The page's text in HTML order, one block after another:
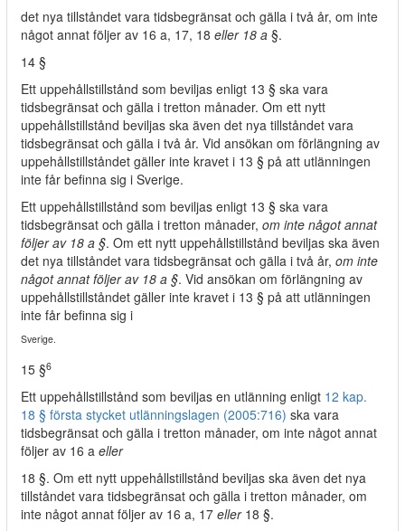
det nya tillståndet vara tidsbegränsat och gälla i två år, om inte
något annat följer av 16 a, 17, 18 eller 18 a §.
14 §
Ett uppehållstillstånd som beviljas enligt 13 § ska vara
tidsbegränsat och gälla i tretton månader. Om ett nytt
uppehållstillstånd beviljas ska även det nya tillståndet vara
tidsbegränsat och gälla i två år. Vid ansökan om förlängning av
uppehållstillståndet gäller inte kravet i 13 § på att utlänningen
inte får befinna sig i Sverige.
Ett uppehållstillstånd som beviljas enligt 13 § ska vara
tidsbegränsat och gälla i tretton månader, om inte något annat
följer av 18 a §. Om ett nytt uppehållstillstånd beviljas ska även
det nya tillståndet vara tidsbegränsat och gälla i två år, om inte
något annat följer av 18 a §. Vid ansökan om förlängning av
uppehållstillståndet gäller inte kravet i 13 § på att utlänningen
inte får befinna sig i
Sverige.
15 §6
Ett uppehållstillstånd som beviljas en utlänning enligt 12 kap.
18 § första stycket utlänningslagen (2005:716) ska vara
tidsbegränsat och gälla i tretton månader, om inte något annat
följer av 16 a eller
18 §. Om ett nytt uppehållstillstånd beviljas ska även det nya
tillståndet vara tidsbegränsat och gälla i tretton månader, om
inte något annat följer av 16 a, 17 eller 18 §.